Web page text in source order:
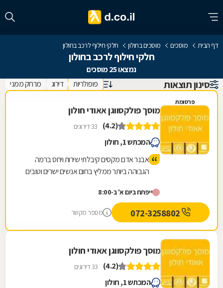
דף הבית מוסכים מוסכים בחולון חלקי חילוף לרכב בחולון
חלקי חילוף לרכב בחולון
נמצאו 25 מוסכים
סינון תוצאות פופולריות דירוג מרחק ממני
פרסומת
מוסך פולקסווגן אאודי חולון
(4.2) 33 דירוגים
המכתש 1, חולון
אבנר אדם מקסים קיבלתי שירות ויחס ברמה
הגבוהה ביותר ממליץ בחום אנשים ישרים וטובים
ייפתח ביום א' ב-8:00
מספר מקשר
מוסך פולקסווגן אאודי חולון
(4.2) 33 דירוגים
המכתש 1, חולון